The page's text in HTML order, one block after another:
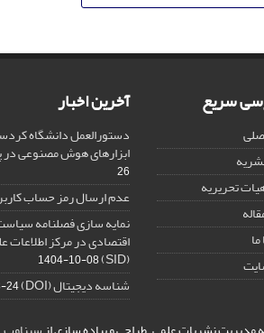
سریع
تحریریه
آخرین اخبار
دستورالعمل دانشگاه
ابزارهای هوش مصنوعی
26
عدم ارسال رمز حساب
نمایه سازی فصلنامه
اقتصادی در مرکز
(SID)
1404-10-08
شناسه دیجیتال (DOI) 24